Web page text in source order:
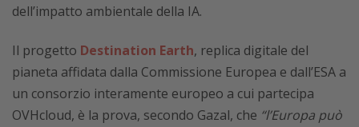
dell’impatto ambientale della IA.
Il progetto Destination Earth, replica digitale del
pianeta affidata dalla Commissione Europea e dall’ESA a
un consorzio interamente europeo a cui partecipa
OVHcloud, è la prova, secondo Gazal, che “l’Europa può